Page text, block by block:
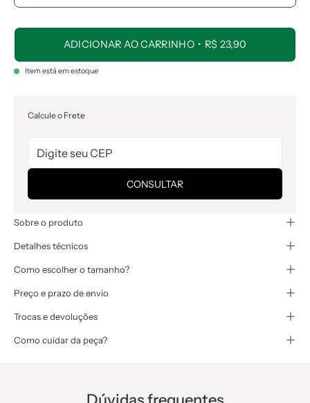
ADICIONAR AO CARRINHO R$ 23,90
Item está em estoque
Calcule o Frete
CONSULTAR
Sobre o produto
Detalhes técnicos
Como escolher o tamanho?
Preço e prazo de envio
Trocas e devoluções
Como cuidar da peça?